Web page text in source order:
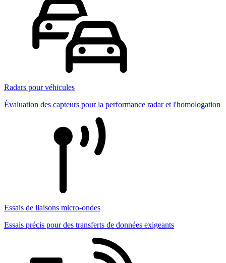
Radars pour véhicules
Évaluation des capteurs pour la performance radar et l'homologation
Essais de liaisons micro-ondes
Essais précis pour des transferts de données exigeants